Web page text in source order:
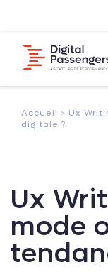
Accueil > Ux
digitale ?
Ux
mode